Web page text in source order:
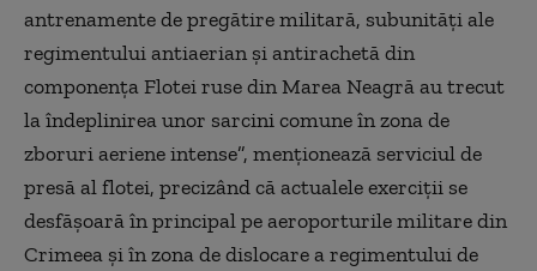
antrenamente de pregătire militară, subunităţi ale
regimentului antiaerian şi antirachetă din
componenţa Flotei ruse din Marea Neagră au trecut
la îndeplinirea unor sarcini comune în zona de
zboruri aeriene intense”, menţionează serviciul de
presă al flotei, precizând că actualele exerciţii se
desfăşoară în principal pe aeroporturile militare din
Crimeea şi în zona de dislocare a regimentului de